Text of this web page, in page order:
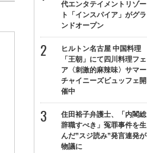
代エンタテイメントリゾー
ト「インスパイア」がグラ
ンドオープン
ヒルトン名古屋 中国料理
「王朝」にて四川料理フェ
ア〈刺激的麻辣味〉サマー
チャイニーズビュッフェ開
催中
住田裕子弁護士、「内閣総
辞職すべき」冤罪事件を生
んだ”スジ読み”発言連発が
物議に